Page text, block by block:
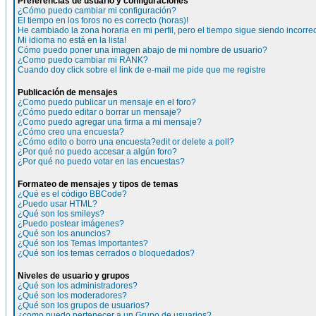
¿Cómo puedo cambiar mi configuración?
El tiempo en los foros no es correcto (horas)!
He cambiado la zona horaria en mi perfil, pero el tiempo sigue siendo
Mi idioma no está en la lista!
Cómo puedo poner una imagen abajo de mi nombre de usuario?
¿Como puedo cambiar mi RANK?
Cuando doy click sobre el link de e-mail me pide que me registre
Publicación de mensajes
¿Como puedo publicar un mensaje en el foro?
¿Cómo puedo editar o borrar un mensaje?
¿Como puedo agregar una firma a mi mensaje?
¿Cómo creo una encuesta?
¿Cómo edito o borro una encuesta?edit or delete a poll?
¿Por qué no puedo accesar a algún foro?
¿Por qué no puedo votar en las encuestas?
Formateo de mensajes y tipos de temas
¿Qué es el código BBCode?
¿Puedo usar HTML?
¿Qué son los smileys?
¿Puedo postear imágenes?
¿Qué son los anuncios?
¿Qué son los Temas Importantes?
¿Qué son los temas cerrados o bloquedados?
Niveles de usuario y grupos
¿Qué son los administradores?
¿Qué son los moderadores?
¿Qué son los grupos de usuarios?